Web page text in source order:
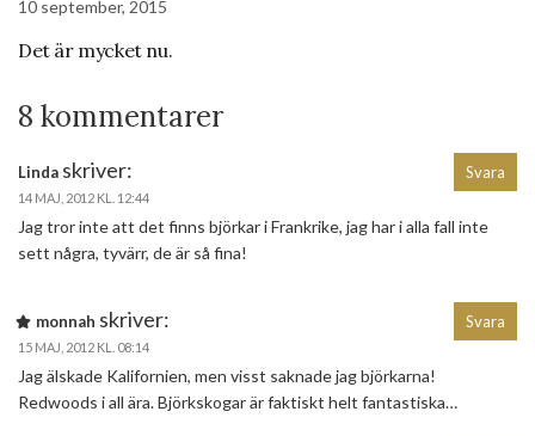
10 september, 2015
Det är mycket nu.
8 kommentarer
Linda skriver:
14 MAJ, 2012 KL. 12:44
Jag tror inte att det finns björkar i Frankrike, jag har i alla fall inte
sett några, tyvärr, de är så fina!
Svara
monnah skriver:
15 MAJ, 2012 KL. 08:14
Jag älskade Kalifornien, men visst saknade jag björkarna!
Redwoods i all ära. Björkskogar är faktiskt helt fantastiska…
Svara